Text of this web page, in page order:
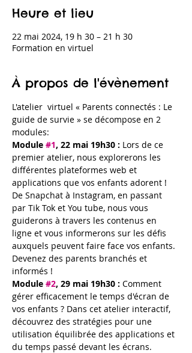
Heure et lieu
22 mai 2024, 19 h 30 – 21 h 30
Formation en virtuel
À propos de l'évènement
L'atelier  virtuel « Parents connectés : Le
guide de survie » se décompose en 2
modules:
Module #1, 22 mai 19h30 : Lors de ce
premier atelier, nous explorerons les
différentes plateformes web et
applications que vos enfants adorent !
De Snapchat à Instagram, en passant
par Tik Tok et You tube, nous vous
guiderons à travers les contenus en
ligne et vous informerons sur les défis
auxquels peuvent faire face vos enfants.
Devenez des parents branchés et
informés !
Module #2, 29 mai 19h30 : Comment
gérer efficacement le temps d'écran de
vos enfants ? Dans cet atelier interactif,
découvrez des stratégies pour une
utilisation équilibrée des applications et
du temps passé devant les écrans.